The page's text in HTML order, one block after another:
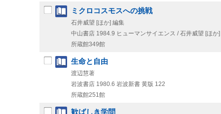
ミクロコスモスへの挑戦
石井威望 [ほか] 編集
中山書店 1984.9 ヒューマンサイエンス / 石井威望 [ほか
所蔵館349館
生命と自由
渡辺慧著
岩波書店 1980.6 岩波新書 黄版 122
所蔵館251館
歓ばしき学問